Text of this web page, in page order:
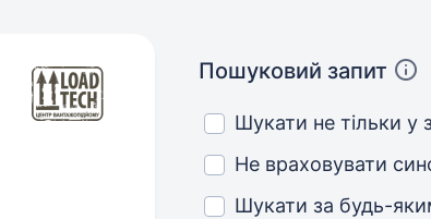
Пошуковий запит
Шукати не тільки у
Не враховувати
Шукати за будь-